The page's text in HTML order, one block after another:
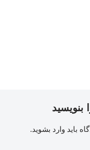
بنویسید
باید وارد بشوید.